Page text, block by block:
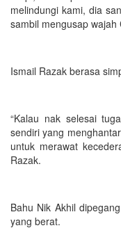
melindungi kami, dia
sambil mengusap
Ismail Razak berasa
“Kalau nak selesai
sendiri yang
untuk merawat
Razak.
Bahu Nik Akhil
yang berat.